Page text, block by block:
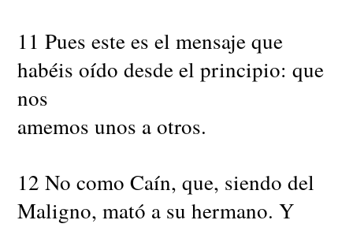
11 Pues este es el mensaje que
habéis oído desde el principio: que
nos
amemos unos a otros.
12 No como Caín, que, siendo del
Maligno, mató a su hermano. Y